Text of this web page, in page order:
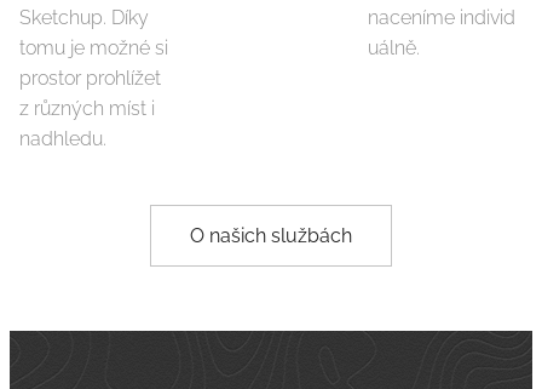
Sketchup. Díky
tomu je možné si
prostor prohlížet
z různých míst i
nadhledu.
naceníme individ
uálně.
O našich službách